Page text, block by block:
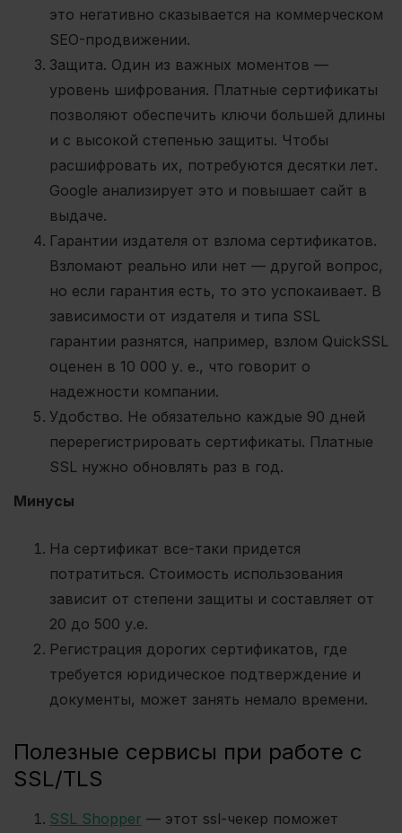
это негативно сказывается на коммерческом
SEO-продвижении.
Защита. Один из важных моментов —
уровень шифрования. Платные сертификаты
позволяют обеспечить ключи большей длины
и с высокой степенью защиты. Чтобы
расшифровать их, потребуются десятки лет.
Google анализирует это и повышает сайт в
выдаче.
Гарантии издателя от взлома сертификатов.
Взломают реально или нет — другой вопрос,
но если гарантия есть, то это успокаивает. В
зависимости от издателя и типа SSL
гарантии разнятся, например, взлом QuickSSL
оценен в 10 000 у. е., что говорит о
надежности компании.
Удобство. Не обязательно каждые 90 дней
перерегистрировать сертификаты. Платные
SSL нужно обновлять раз в год.
Минусы
На сертификат все-таки придется
потратиться. Стоимость использования
зависит от степени защиты и составляет от
20 до 500 у.е.
Регистрация дорогих сертификатов, где
требуется юридическое подтверждение и
документы, может занять немало времени.
Полезные сервисы при работе с
SSL/TLS
SSL Shopper — этот ssl-чекер поможет